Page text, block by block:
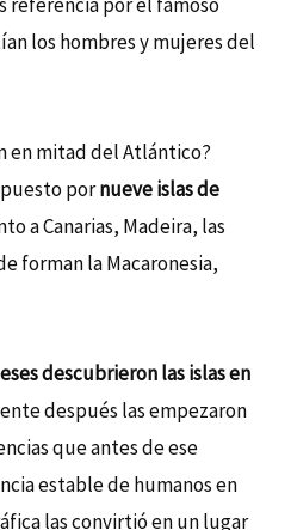
los hombres y mujeres del
en mitad del Atlántico?
pornueve islas de
a Canarias, Madeira, las
forman la Macaronesia,
descubrieron las islas en
después las empezaron
que antes de ese
estable de humanos en
las convirtió en un lugar